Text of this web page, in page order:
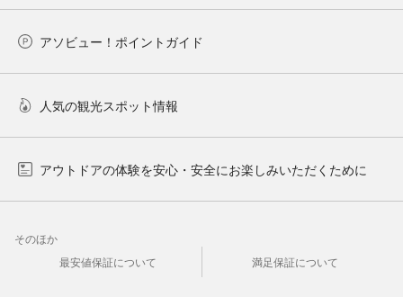
アソビュー！ポイントガイド
人気の観光スポット情報
アウトドアの体験を安心・安全にお楽しみいただくために
そのほか
最安値保証について
満足保証について